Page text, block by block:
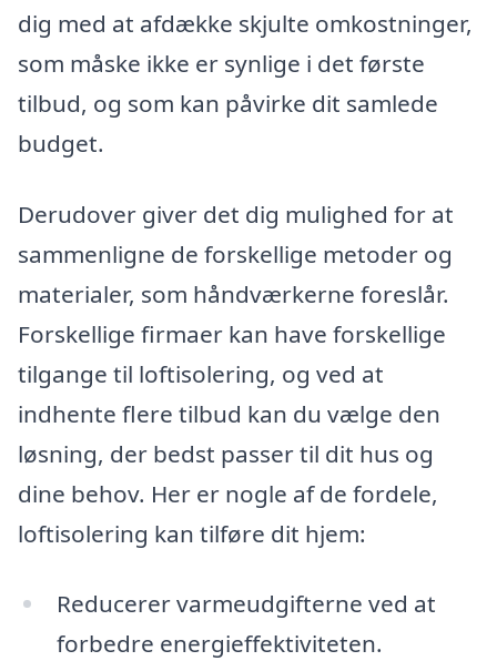
dig med at afdække skjulte omkostninger,
som måske ikke er synlige i det første
tilbud, og som kan påvirke dit samlede
budget.
Derudover giver det dig mulighed for at
sammenligne de forskellige metoder og
materialer, som håndværkerne foreslår.
Forskellige firmaer kan have forskellige
tilgange til loftisolering, og ved at
indhente flere tilbud kan du vælge den
løsning, der bedst passer til dit hus og
dine behov. Her er nogle af de fordele,
loftisolering kan tilføre dit hjem:
Reducerer varmeudgifterne ved at
forbedre energieffektiviteten.